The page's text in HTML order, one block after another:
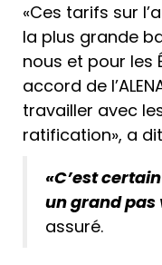
«Ces tarifs sur
la plus grande
nous et pour les
accord de
travailler avec
ratification», a
«C’est
un grand pas
assuré.